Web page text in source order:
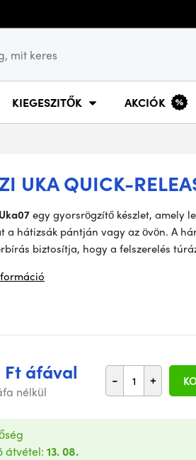
KIEGESZITŐK AKCIÓK
UKA QUICK-
egy gyorsrögzítő készlet, amely
a hátizsák pántján vagy az övön. A
biztosítja, hogy a felszerelés
Ft áfával
nélkül
- +
átvétel: 13. 08.